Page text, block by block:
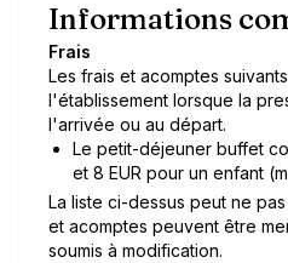
Informations
Frais
Les frais et acomptes
l'établissement lorsque la
l'arrivée ou au départ.
Le petit-déjeuner buffet
et 8 EUR pour un enfant
La liste ci-dessus peut ne
et acomptes peuvent être
soumis à modification.